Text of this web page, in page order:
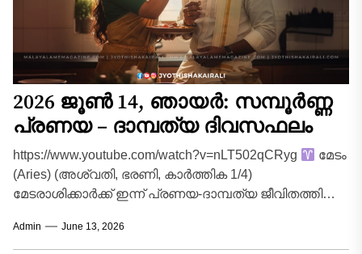
2026 ജൂൺ 14, ഞായർ: സമ്പൂർണ്ണ
പ്രണയ – ദാമ്പത്യ ദിവസഫലം
https://www.youtube.com/watch?v=nLT502qCRyg
മേടം
(Aries) (അശ്വതി, ഭരണി, കാർത്തിക 1/4)
മേടരാശിക്കാർക്ക് ഇന്ന് പ്രണയ-ദാമ്പത്യ ജീവിതത്തിൽ
നിലനിന്നിരുന്ന ചെറിയ തർക്കങ്ങളും...
Admin June 13, 2026